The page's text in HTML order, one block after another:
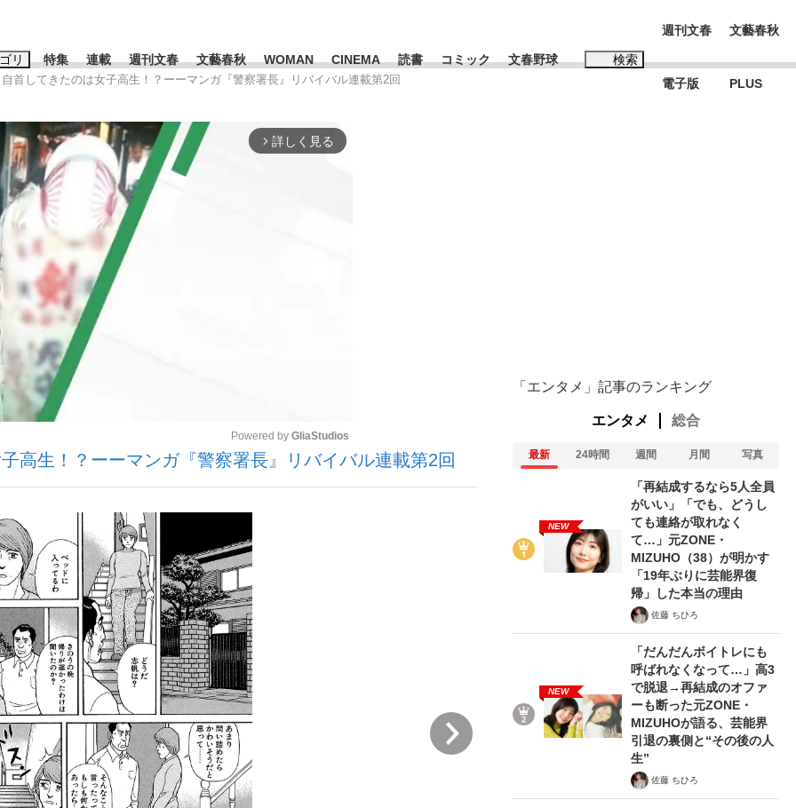
リ
明かした日本代表監督に...
選手が証言した“NPB聞... 「クマが悪者扱いされているのが悲しい」『北の国から』倉本聰氏（91...
カー日本代表・森保一監督...
特集
もっと見る
連載 週刊文春 文藝春秋 WOMAN CINEMA 読書 コミック 文春野球 検索
ワードタグ一覧
輝 #高市早苗 #後藤真希
亀和田武
週刊文春
電子版
文藝春秋
PLUS
首してきたのは女子高生！？ーーマンガ『警察署長』リバイバル連載第2回
arrow_forward_ios 詳しく見る
Mute
Powered by GliaStudios
高生！？ーーマンガ『警察署長』リバイバル連載第2回
「エンタメ」記事のランキング
エンタメ 総合
最新 24時間 週間 月間 写真
NEW
「再結成するなら5人全員
がいい」「でも、どうし
ても連絡が取れなく
て…」元ZONE・
MIZUHO（38）が明かす
「19年ぶりに芸能界復
帰」した本当の理由
佐藤 ちひろ
NEW
「だんだんボイトレにも
呼ばれなくなって…」高3
で脱退→再結成のオファ
ーも断った元ZONE・
MIZUHOが語る、芸能界
引退の裏側と“その後の人
生”
佐藤 ちひろ